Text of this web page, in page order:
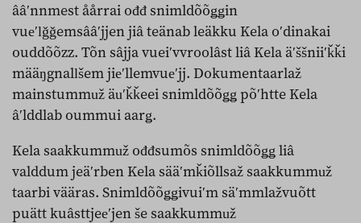
ââʹnnmest åårrai ođđ snimldõõǥǥin
vueʹlǧǧemsââʹjjen jiâ teänab leäkku Kela oʹdinakai
ouddõõzz. Tõn sâjja vueiʹvvroolâst liâ Kela äʹššniiʹǩǩi
määŋgnallšem jieʹllemvueʹjj. Dokumentaarlaž
mainstummuž äuʹǩǩeei snimldõõǥǥ põʹhtte Kela
âʹlddlab oummui aarǥ.
Kela saakkummuž ođđsumõs snimldõõǥǥ liâ
valddum jeäʹrben Kela sääʹmǩiõllsaž saakkummuž
taarbi vääras. Snimldõõǥǥivuiʹm säʹmmlažvuõtt
puätt kuâsttjeeʹjen še saakkummuž